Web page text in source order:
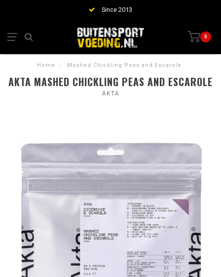
Since 2013
0
Home / Mashed Chickling Peas and Escarole
AKTA MASHED CHICKLING PEAS AND ESCAROLE
AKTA